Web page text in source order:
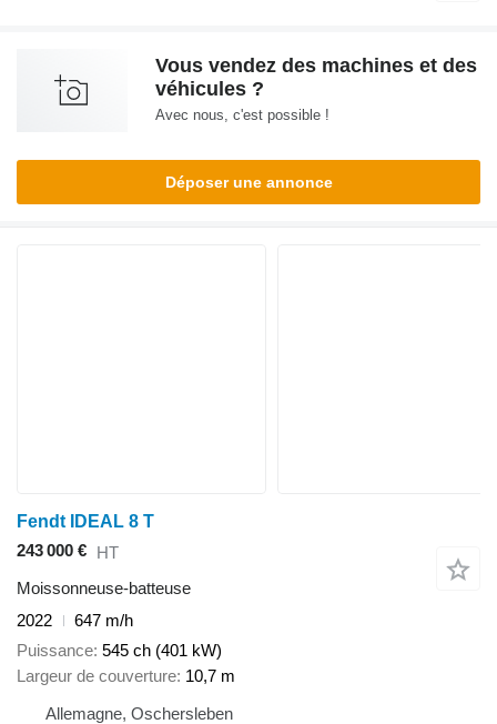
Vous vendez des machines et des
véhicules ?
Avec nous, c'est possible !
Déposer une annonce
Fendt IDEAL 8 T
243 000 € HT
Moissonneuse-batteuse
2022
647 m/h
Puissance 545 ch (401 kW)
Largeur de couverture 10,7 m
Allemagne, Oschersleben